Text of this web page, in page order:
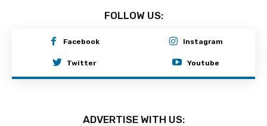
FOLLOW US:
Facebook Instagram
Twitter Youtube
ADVERTISE WITH US: